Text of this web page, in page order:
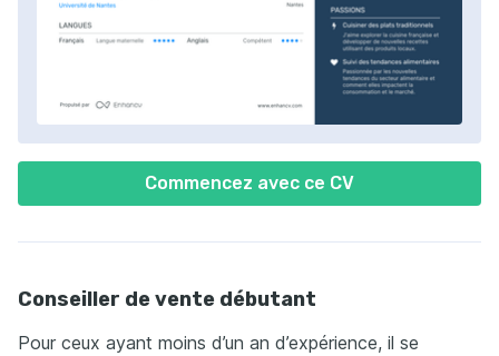
Commencez avec ce CV
Conseiller de vente débutant
Pour ceux ayant moins d’un an d’expérience, il se